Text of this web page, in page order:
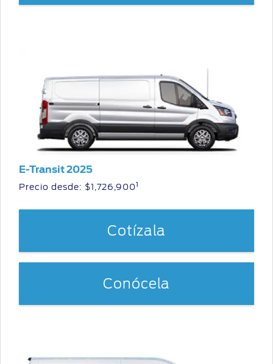
E-Transit 2025
Precio desde: $1,726,900
Cotízala
Conócela